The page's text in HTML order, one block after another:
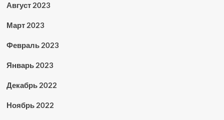
Август 2023
Март 2023
Февраль 2023
Январь 2023
Декабрь 2022
Ноябрь 2022